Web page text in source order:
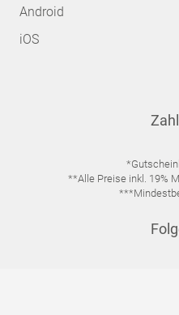
Android
iOS
**Alle Preise inkl. 19%